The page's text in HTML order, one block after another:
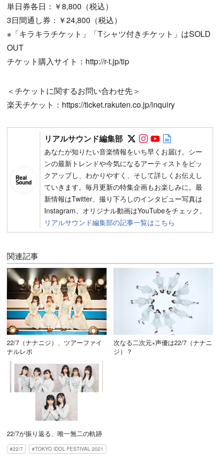
単日券各日：￥8,800（税込）
3日間通し券：￥24,800（税込）
※「キラキラチケット」「Tシャツ付きチケット」はSOLD
OUT
チケット購入サイト：http://r-t.jp/tip
＜チケットに関するお問い合わせ先＞
楽天チケット：https://ticket.rakuten.co.jp/inquiry
リアルサウンド編集部 Follow on SNS
Follow on SNS
Follow on
あなたが知りたい音楽情報をいち早くお届け。シー
ンの最新トレンドや今気になるアーティストをピッ
クアップし、わかりやすく、そして詳しくお伝えし
ていきます。毎月更新の特集企画もお楽しみに。最
新情報はTwitter、撮り下ろしのインタビュー写真は
Instagram、オリジナル動画はYouTubeをチェック。
リアルサウンド編集部の記事一覧はこちら
関連記事
22/7（ナナニジ）、ツアーファイ
ナルレポ
次なる二次元×声優は22/7（ナナニ
ジ）？
22/7が振り返る、唯一無二の軌跡
22/7 TOKYO IDOL FESTIVAL 2021